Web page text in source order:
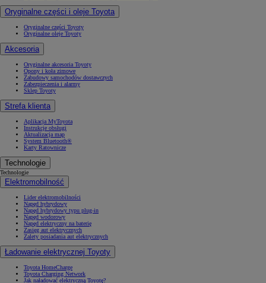
Oryginalne części i oleje Toyota
Oryginalne części Toyoty
Oryginalne oleje Toyoty
Akcesoria
Oryginalne akcesoria Toyoty
Opony i koła zimowe
Zabudowy samochodów dostawczych
Zabezpieczenia i alarmy
Sklep Toyoty
Strefa klienta
Aplikacja MyToyota
Instrukcje obsługi
Aktualizacja map
System Bluetooth®
Karty Ratownicze
Technologie
Technologie
Elektromobilność
Lider elektromobilności
Napęd hybrydowy
Napęd hybrydowy typu plug-in
Napęd wodorowy
Napęd elektryczny na baterię
Zasięg aut elektrycznych
Zalety posiadania aut elektrycznych
Ładowanie elektrycznej Toyoty
Toyota HomeCharge
Toyota Charging Network
Jak naładować elektryczną Toyotę?